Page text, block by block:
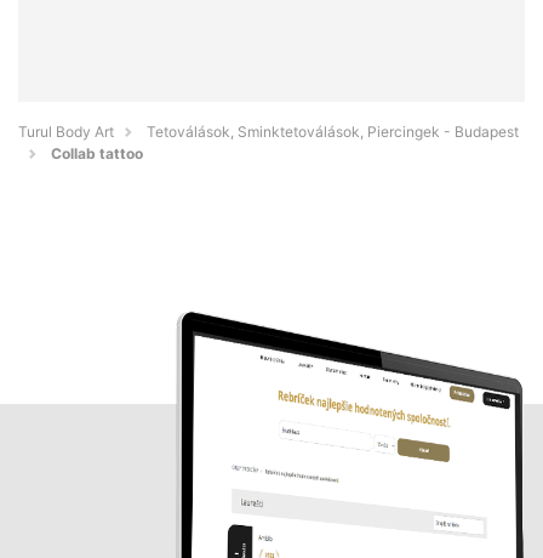
Turul Body Art
Tetoválások, Sminktetoválások, Piercingek - Budapest
Collab tattoo